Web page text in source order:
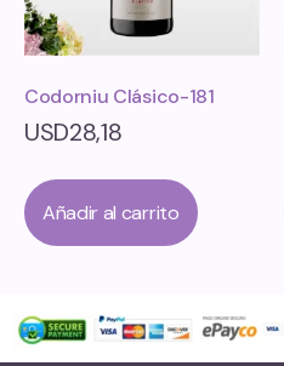
Codorniu Clásico-181
USD28,18
Añadir al carrito